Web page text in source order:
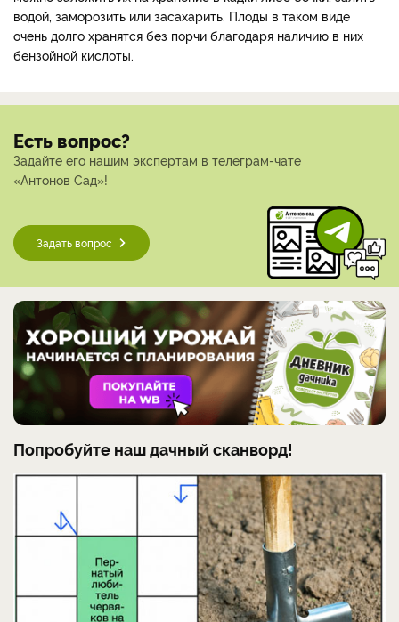
водой, заморозить или засахарить. Плоды в таком виде
очень долго хранятся без порчи благодаря наличию в них
бензойной кислоты.
Есть вопрос?
Задайте его нашим экспертам в телеграм-чате
«Антонов Сад»!
Задать вопрос
Попробуйте наш дачный сканворд!